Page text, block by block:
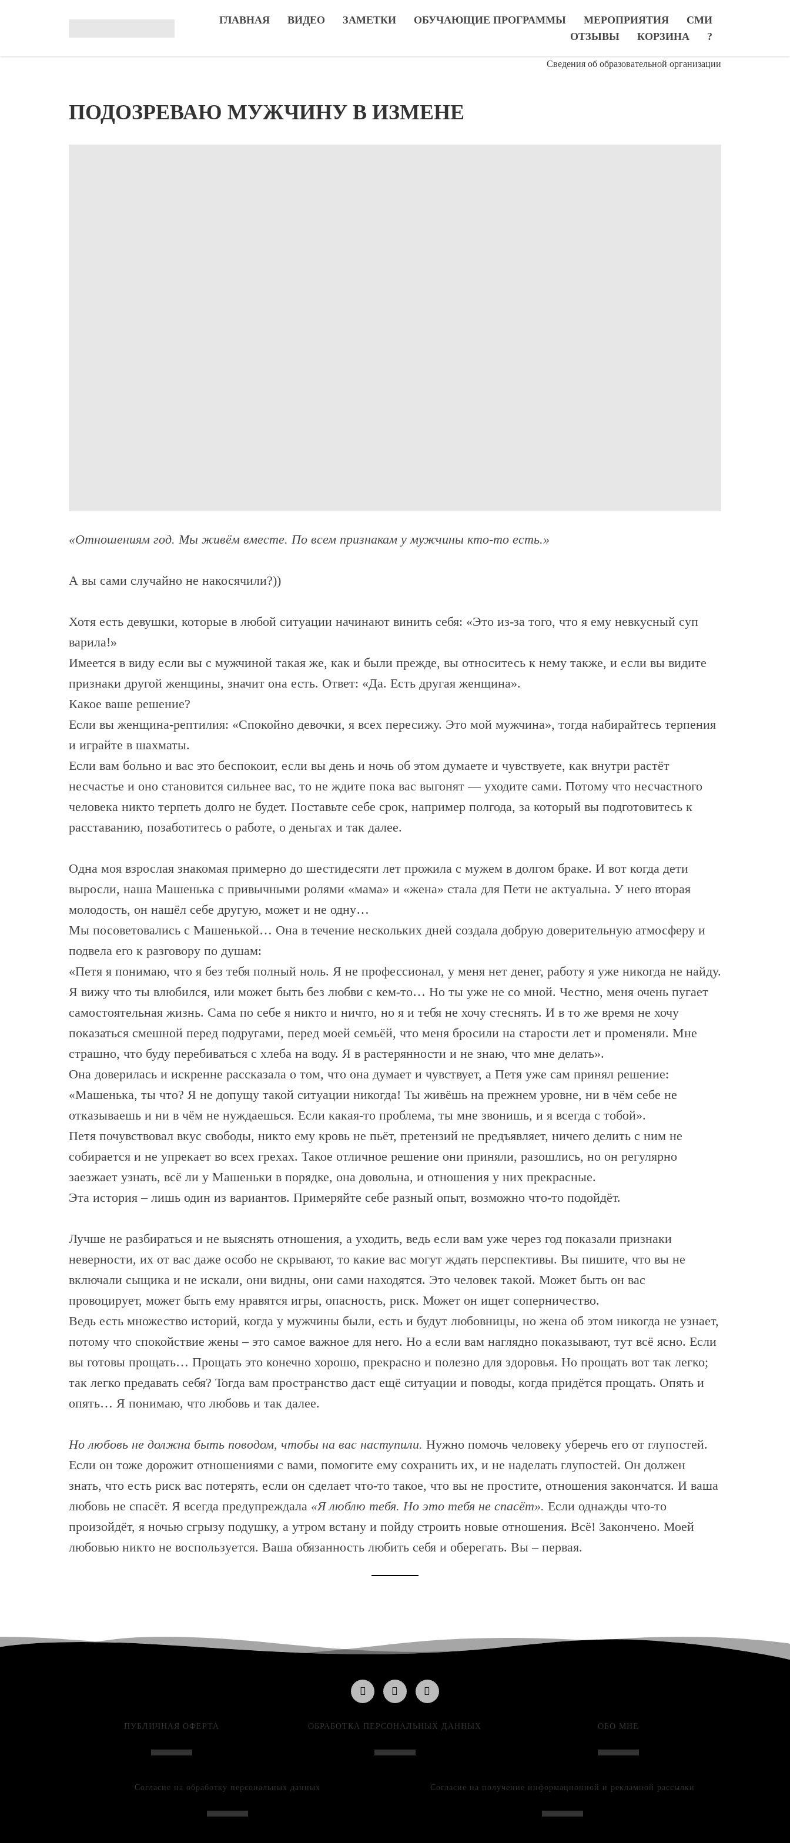
ГЛАВНАЯ ВИДЕО ЗАМЕТКИ ОБУЧАЮЩИЕ ПРОГРАММЫ МЕРОПРИЯТИЯ
СМИ
ОТЗЫВЫ
КОРЗИНА ?
Сведения об образовательной организации
ПОДОЗРЕВАЮ МУЖЧИНУ В ИЗМЕНЕ
«Отношениям год. Мы живём вместе. По всем признакам у мужчины кто-то есть.»
А вы сами случайно не накосячили?))
Хотя есть девушки, которые в любой ситуации начинают винить себя: «Это из-за того, что я ему невкусный суп
варила!»
Имеется в виду если вы с мужчиной такая же, как и были прежде, вы относитесь к нему также, и если вы видите
признаки другой женщины, значит она есть. Ответ: «Да. Есть другая женщина».
Какое ваше решение?
Если вы женщина-рептилия: «Спокойно девочки, я всех пересижу. Это мой мужчина», тогда набирайтесь терпения
и играйте в шахматы.
Если вам больно и вас это беспокоит, если вы день и ночь об этом думаете и чувствуете, как внутри растёт
несчастье и оно становится сильнее вас, то не ждите пока вас выгонят — уходите сами. Потому что несчастного
человека никто терпеть долго не будет. Поставьте себе срок, например полгода, за который вы подготовитесь к
расставанию, позаботитесь о работе, о деньгах и так далее.
Одна моя взрослая знакомая примерно до шестидесяти лет прожила с мужем в долгом браке. И вот когда дети
выросли, наша Машенька с привычными ролями «мама» и «жена» стала для Пети не актуальна. У него вторая
молодость, он нашёл себе другую, может и не одну…
Мы посоветовались с Машенькой… Она в течение нескольких дней создала добрую доверительную атмосферу и
подвела его к разговору по душам:
«Петя я понимаю, что я без тебя полный ноль. Я не профессионал, у меня нет денег, работу я уже никогда не найду.
Я вижу что ты влюбился, или может быть без любви с кем-то… Но ты уже не со мной. Честно, меня очень пугает
самостоятельная жизнь. Сама по себе я никто и ничто, но я и тебя не хочу стеснять. И в то же время не хочу
показаться смешной перед подругами, перед моей семьёй, что меня бросили на старости лет и променяли. Мне
страшно, что буду перебиваться с хлеба на воду. Я в растерянности и не знаю, что мне делать».
Она доверилась и искренне рассказала о том, что она думает и чувствует, а Петя уже сам принял решение:
«Машенька, ты что? Я не допущу такой ситуации никогда! Ты живёшь на прежнем уровне, ни в чём себе не
отказываешь и ни в чём не нуждаешься. Если какая-то проблема, ты мне звонишь, и я всегда с тобой».
Петя почувствовал вкус свободы, никто ему кровь не пьёт, претензий не предъявляет, ничего делить с ним не
собирается и не упрекает во всех грехах. Такое отличное решение они приняли, разошлись, но он регулярно
заезжает узнать, всё ли у Машеньки в порядке, она довольна, и отношения у них прекрасные.
Эта история – лишь один из вариантов. Примеряйте себе разный опыт, возможно что-то подойдёт.
Лучше не разбираться и не выяснять отношения, а уходить, ведь если вам уже через год показали признаки
неверности, их от вас даже особо не скрывают, то какие вас могут ждать перспективы. Вы пишите, что вы не
включали сыщика и не искали, они видны, они сами находятся. Это человек такой. Может быть он вас
провоцирует, может быть ему нравятся игры, опасность, риск. Может он ищет соперничество.
Ведь есть множество историй, когда у мужчины были, есть и будут любовницы, но жена об этом никогда не узнает,
потому что спокойствие жены – это самое важное для него. Но а если вам наглядно показывают, тут всё ясно. Если
вы готовы прощать… Прощать это конечно хорошо, прекрасно и полезно для здоровья. Но прощать вот так легко;
так легко предавать себя? Тогда вам пространство даст ещё ситуации и поводы, когда придётся прощать. Опять и
опять… Я понимаю, что любовь и так далее.
Но любовь не должна быть поводом, чтобы на вас наступили. Нужно помочь человеку уберечь его от глупостей.
Если он тоже дорожит отношениями с вами, помогите ему сохранить их, и не наделать глупостей. Он должен
знать, что есть риск вас потерять, если он сделает что-то такое, что вы не простите, отношения закончатся. И ваша
любовь не спасёт. Я всегда предупреждала «Я люблю тебя. Но это тебя не спасёт». Если однажды что-то
произойдёт, я ночью сгрызу подушку, а утром встану и пойду строить новые отношения. Всё! Закончено. Моей
любовью никто не воспользуется. Ваша обязанность любить себя и оберегать. Вы – первая.
ПУБЛИЧНАЯ ОФЕРТА ОБРАБОТКА ПЕРСОНАЛЬНЫХ ДАННЫХ ОБО МНЕ
Согласие на обработку персональных данных Согласие на получение информационной и рекламной рассылки